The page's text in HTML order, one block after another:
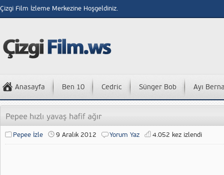
Çizgi Film İzleme Merkezine Hoşgeldiniz.
Anasayfa Ben 10 Cedric Sünger Bob Ayı
Pepee İzle 9 Aralık 2012 Yorum Yaz 4.052 kez izlendi